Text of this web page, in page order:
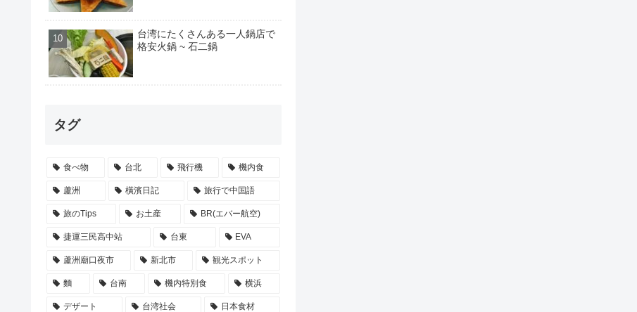
台湾にたくさんある一人鍋店で
格安火鍋 ~ 石二鍋
タグ
食べ物 台北 飛行機 機内食
蘆洲 橫濱日記 旅行で中国語
旅のTips お土産 BR(エバー航空)
捷運三民高中站 台東 EVA
蘆洲廟口夜市 新北市 観光スポット
麵 台南 機内特別食 横浜
デザート 台湾社会 日本食材